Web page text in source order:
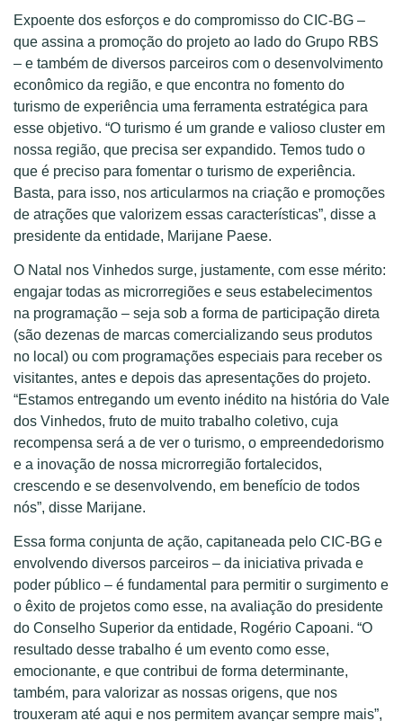
Expoente dos esforços e do compromisso do CIC-BG –
que assina a promoção do projeto ao lado do Grupo RBS
– e também de diversos parceiros com o desenvolvimento
econômico da região, e que encontra no fomento do
turismo de experiência uma ferramenta estratégica para
esse objetivo. “O turismo é um grande e valioso cluster em
nossa região, que precisa ser expandido. Temos tudo o
que é preciso para fomentar o turismo de experiência.
Basta, para isso, nos articularmos na criação e promoções
de atrações que valorizem essas características”, disse a
presidente da entidade, Marijane Paese.
O Natal nos Vinhedos surge, justamente, com esse mérito:
engajar todas as microrregiões e seus estabelecimentos
na programação – seja sob a forma de participação direta
(são dezenas de marcas comercializando seus produtos
no local) ou com programações especiais para receber os
visitantes, antes e depois das apresentações do projeto.
“Estamos entregando um evento inédito na história do Vale
dos Vinhedos, fruto de muito trabalho coletivo, cuja
recompensa será a de ver o turismo, o empreendedorismo
e a inovação de nossa microrregião fortalecidos,
crescendo e se desenvolvendo, em benefício de todos
nós”, disse Marijane.
Essa forma conjunta de ação, capitaneada pelo CIC-BG e
envolvendo diversos parceiros – da iniciativa privada e
poder público – é fundamental para permitir o surgimento e
o êxito de projetos como esse, na avaliação do presidente
do Conselho Superior da entidade, Rogério Capoani. “O
resultado desse trabalho é um evento como esse,
emocionante, e que contribui de forma determinante,
também, para valorizar as nossas origens, que nos
trouxeram até aqui e nos permitem avançar sempre mais”,